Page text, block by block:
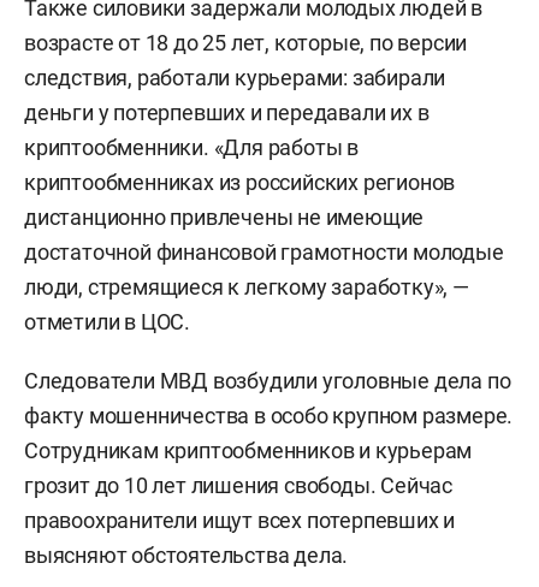
Также силовики задержали молодых людей в
возрасте от 18 до 25 лет, которые, по версии
следствия, работали курьерами: забирали
деньги у потерпевших и передавали их в
криптообменники. «Для работы в
криптообменниках из российских регионов
дистанционно привлечены не имеющие
достаточной финансовой грамотности молодые
люди, стремящиеся к легкому заработку», —
отметили в ЦОС.
Следователи МВД возбудили уголовные дела по
факту мошенничества в особо крупном размере.
Сотрудникам криптообменников и курьерам
грозит до 10 лет лишения свободы. Сейчас
правоохранители ищут всех потерпевших и
выясняют обстоятельства дела.